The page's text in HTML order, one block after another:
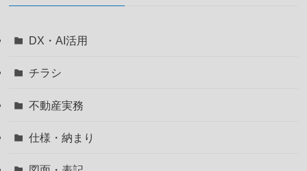
DX・AI活用
チラシ
不動産実務
仕様・納まり